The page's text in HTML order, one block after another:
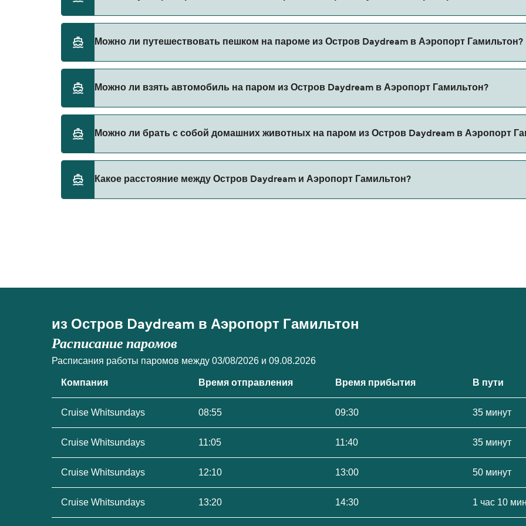
последние акции на паромы.
Можно ли путешествовать пешком на пароме из Остров Daydream в Аэропорт Гамильтон?
Можно ли взять автомобиль на паром из Остров Daydream в Аэропорт Гамильтон?
Можно ли брать с собой домашних животных на паром из Остров Daydream в Аэропорт
Какое расстояние между Остров Daydream и Аэропорт Гамильтон?
из Остров Daydream в Аэропорт Гамильтон
Расписание паромов
Расписания работы паромов между 03/08/2026 и 09.08.2026
Компания Время отправления Время прибытия В пути
Cruise Whitsundays 08:55 09:30 35 минут
Cruise Whitsundays 11:05 11:40 35 минут
Cruise Whitsundays 12:10 13:00 50 минут
Cruise Whitsundays 13:20 14:30 1 час 10